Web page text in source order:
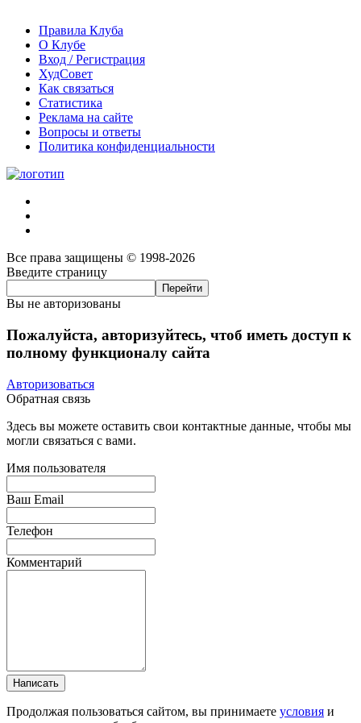
Правила Клуба
О Клубе
Вход / Регистрация
ХудСовет
Как связаться
Статистика
Реклама на сайте
Вопросы и ответы
Политика конфиденциальности
Все права защищены © 1998-2026
Введите страницу
Вы не авторизованы
Пожалуйста, авторизуйтесь, чтоб иметь доступ к
полному функционалу сайта
Авторизоваться
Обратная связь
Здесь вы можете оставить свои контактные данные, чтобы мы
могли связаться с вами.
Имя пользователя
Ваш Email
Телефон
Комментарий
Написать
Продолжая пользоваться сайтом, вы принимаете условия и